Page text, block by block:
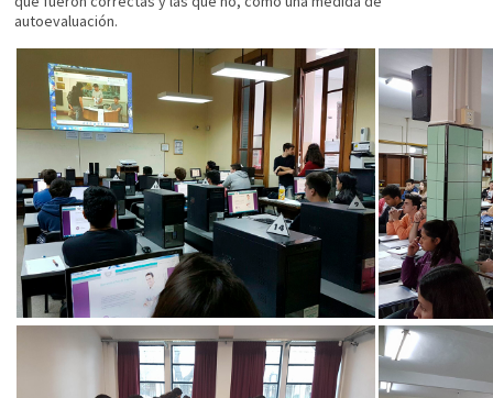
autoevaluación.